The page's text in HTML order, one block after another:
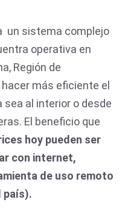
un sistema complejo
operativa en
Región de
más eficiente el
al interior o desde
El beneficio que
hoy pueden ser
con internet,
de uso remoto
país).